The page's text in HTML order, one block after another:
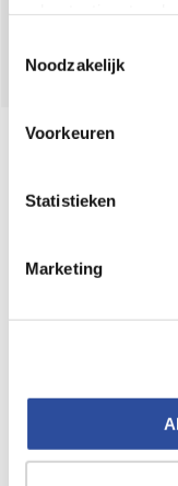
en de
Noodzakelijk
Voorkeuren
Statistieken
Marketing
Online
webshop
Altijd onze